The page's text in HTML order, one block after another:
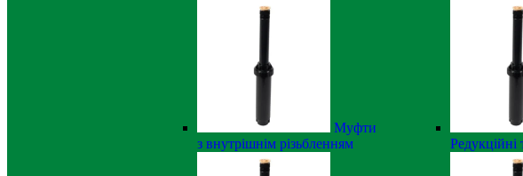
Муфти
з внутрішнім різьбленням
Редукційні